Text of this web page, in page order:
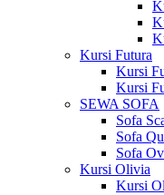
Kursi Futura
Kursi
Kursi
SEWA SOFA
Sofa
Sofa
Sofa
Kursi Olivia
Kursi